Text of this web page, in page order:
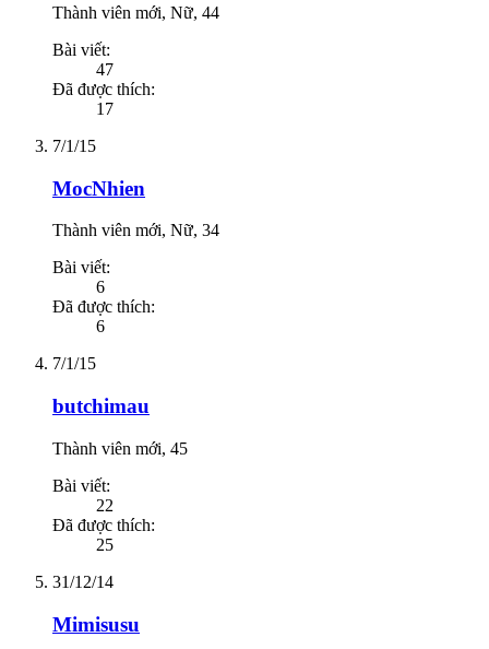
Thành viên mới, Nữ, 44
Bài viết:
47
Đã được thích:
17
7/1/15
MocNhien
Thành viên mới, Nữ, 34
Bài viết:
6
Đã được thích:
6
7/1/15
butchimau
Thành viên mới, 45
Bài viết:
22
Đã được thích:
25
31/12/14
Mimisusu